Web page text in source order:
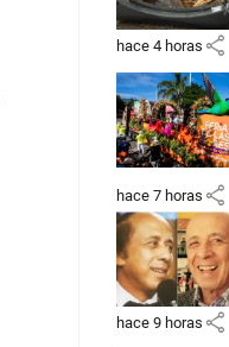
hace 4 horas share
hace 7 horas share
hace 9 horas share